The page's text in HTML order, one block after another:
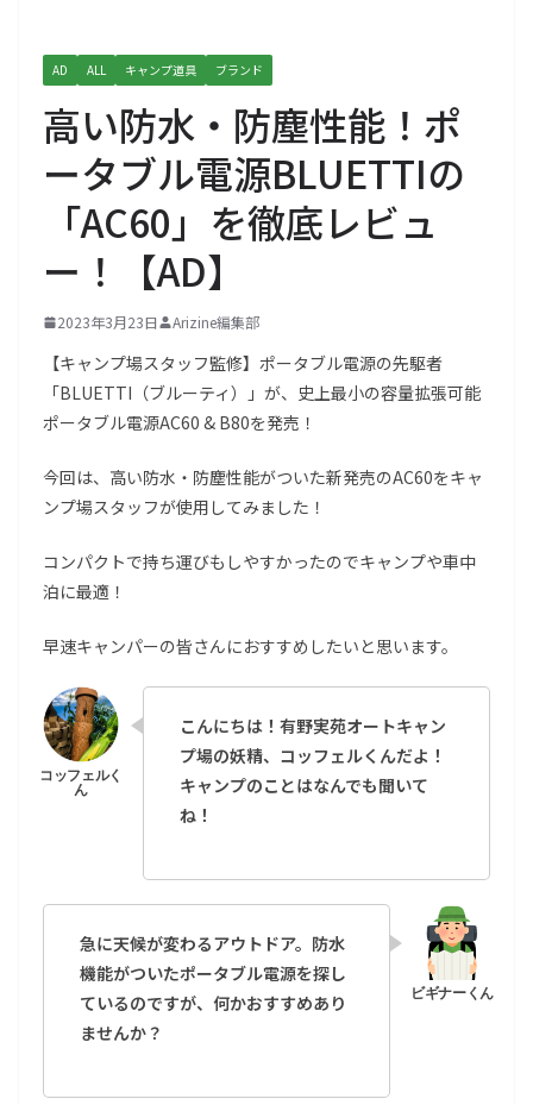
AD ALL キャンプ道具 ブランド
高い防水・防塵性能！ポ
ータブル電源BLUETTIの
「AC60」を徹底レビュ
ー！【AD】
2023年3月23日 Arizine編集部
【キャンプ場スタッフ監修】ポータブル電源の先駆者
「BLUETTI（ブルーティ）」が、史上最小の容量拡張可能
ポータブル電源AC60 & B80を発売！
今回は、高い防水・防塵性能がついた新発売のAC60をキャ
ンプ場スタッフが使用してみました！
コンパクトで持ち運びもしやすかったのでキャンプや車中
泊に最適！
早速キャンパーの皆さんにおすすめしたいと思います。
こんにちは！有野実苑オートキャン
プ場の妖精、コッフェルくんだよ！
キャンプのことはなんでも聞いて
ね！
急に天候が変わるアウトドア。防水
機能がついたポータブル電源を探し
ているのですが、何かおすすめあり
ませんか？